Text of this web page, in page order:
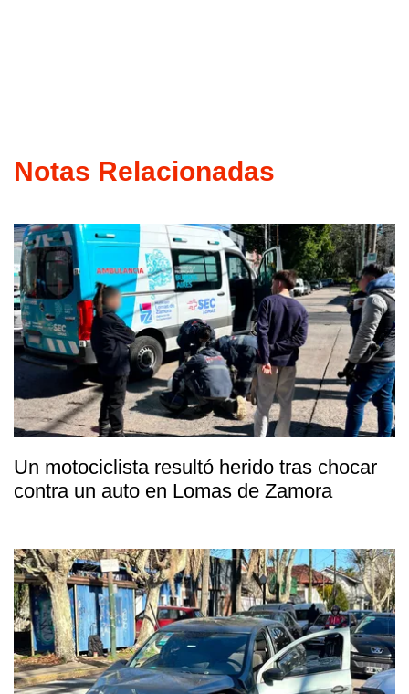
Notas Relacionadas
Un motociclista resultó herido tras chocar
contra un auto en Lomas de Zamora